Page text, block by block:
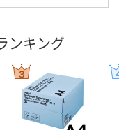
ンキング